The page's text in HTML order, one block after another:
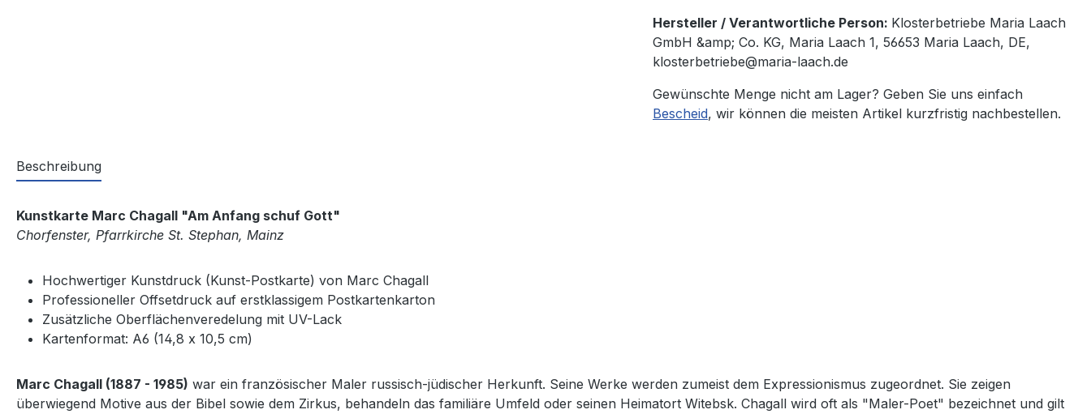
Hersteller / Verantwortliche Person: Klosterbetriebe Maria Laach
GmbH &amp; Co. KG, Maria Laach 1, 56653 Maria Laach, DE,
klosterbetriebe@maria-laach.de
Gewünschte Menge nicht am Lager? Geben Sie uns einfach
Bescheid, wir können die meisten Artikel kurzfristig nachbestellen.
Beschreibung
Kunstkarte Marc Chagall "Am Anfang schuf Gott"
Chorfenster, Pfarrkirche St. Stephan, Mainz
Hochwertiger Kunstdruck (Kunst-Postkarte) von Marc Chagall
Professioneller Offsetdruck auf erstklassigem Postkartenkarton
Zusätzliche Oberflächenveredelung mit UV-Lack
Kartenformat: A6 (14,8 x 10,5 cm)
Marc Chagall (1887 - 1985) war ein französischer Maler russisch-jüdischer Herkunft. Seine Werke werden zumeist dem Expressionismus zugeordnet. Sie zeigen
überwiegend Motive aus der Bibel sowie dem Zirkus, behandeln das familiäre Umfeld oder seinen Heimatort Witebsk. Chagall wird oft als "Maler-Poet" bezeichnet und gilt